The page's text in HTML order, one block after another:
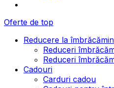
Oferte de top
Reducere la
Reduceri
Reduceri
Cadouri
Carduri cadou